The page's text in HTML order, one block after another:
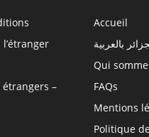
étrangers –
Accueil
بالعربية
Qui
FAQs
Mentions
Politique